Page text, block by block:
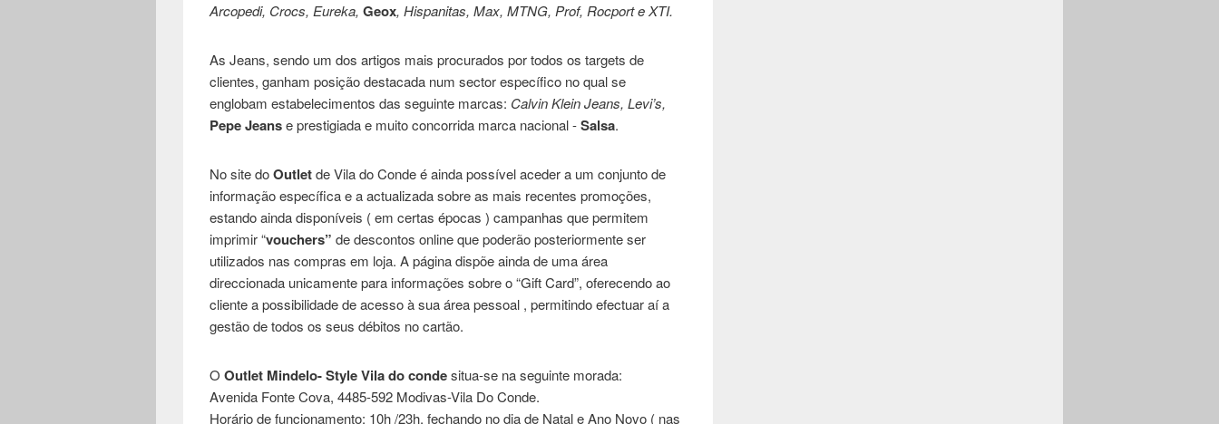
Arcopedi, Crocs, Eureka,Geox, Hispanitas, Max, MTNG, Prof, Rocport e XTI.
As Jeans, sendo um dos artigos mais procurados por todos os targets de
clientes, ganham posição destacada num sector específico no qual se
englobam estabelecimentos das seguinte marcas: Calvin Klein Jeans, Levi’s,
Pepe Jeanse prestigiada e muito concorrida marca nacional -Salsa.
No site doOutletde Vila do Conde é ainda possível aceder a um conjunto de
informação específica e a actualizada sobre as mais recentes promoções,
estando ainda disponíveis ( em certas épocas ) campanhas que permitem
imprimir “vouchers” de descontos online que poderão posteriormente ser
utilizados nas compras em loja. A página dispõe ainda de uma área
direccionada unicamente para informações sobre o “Gift Card”, oferecendo ao
cliente a possibilidade de acesso à sua área pessoal , permitindo efectuar aí a
gestão de todos os seus débitos no cartão.
OOutlet Mindelo- Style Vila do condesitua-se na seguinte morada:
Avenida Fonte Cova, 4485-592 Modivas-Vila Do Conde.
Horário de funcionamento: 10h /23h, fechando no dia de Natal e Ano Novo ( nas